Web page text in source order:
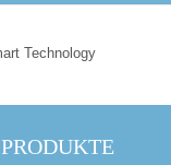
PRODUKTE